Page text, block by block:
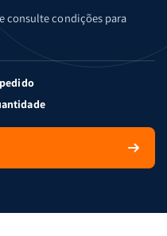
consulte condições para